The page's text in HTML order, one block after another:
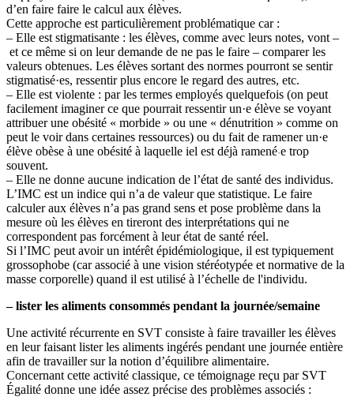
d’en faire faire le calcul aux élèves.
Cette approche est particulièrement problématique car :
– Elle est stigmatisante : les élèves, comme avec leurs notes, vont –
et ce même si on leur demande de ne pas le faire – comparer les
valeurs obtenues. Les élèves sortant des normes pourront se sentir
stigmatisé·es, ressentir plus encore le regard des autres, etc.
– Elle est violente : par les termes employés quelquefois (on peut
facilement imaginer ce que pourrait ressentir un·e élève se voyant
attribuer une obésité « morbide » ou une « dénutrition » comme on
peut le voir dans certaines ressources) ou du fait de ramener un·e
élève obèse à une obésité à laquelle iel est déjà ramené·e trop
souvent.
– Elle ne donne aucune indication de l’état de santé des individus.
L’IMC est un indice qui n’a de valeur que statistique. Le faire
calculer aux élèves n’a pas grand sens et pose problème dans la
mesure où les élèves en tireront des interprétations qui ne
correspondent pas forcément à leur état de santé réel.
Si l’IMC peut avoir un intérêt épidémiologique, il est typiquement
grossophobe (car associé à une vision stéréotypée et normative de la
masse corporelle) quand il est utilisé à l’échelle de l'individu.
– lister les aliments consommés pendant la journée/semaine
Une activité récurrente en SVT consiste à faire travailler les élèves
en leur faisant lister les aliments ingérés pendant une journée entière
afin de travailler sur la notion d’équilibre alimentaire.
Concernant cette activité classique, ce témoignage reçu par SVT
Égalité donne une idée assez précise des problèmes associés :